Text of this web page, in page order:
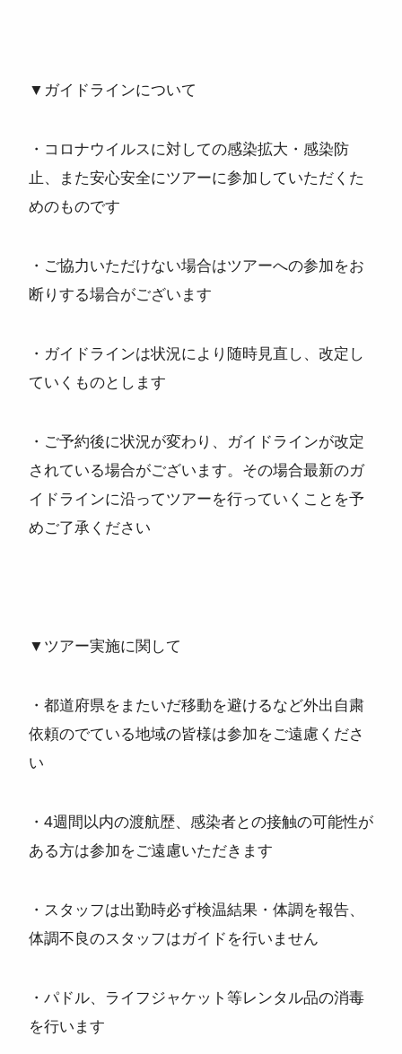
▼ガイドラインについて
・コロナウイルスに対しての感染拡大・感染防
止、また安心安全にツアーに参加していただくた
めのものです
・ご協力いただけない場合はツアーへの参加をお
断りする場合がございます
・ガイドラインは状況により随時見直し、改定し
ていくものとします
・ご予約後に状況が変わり、ガイドラインが改定
されている場合がございます。その場合最新のガ
イドラインに沿ってツアーを行っていくことを予
めご了承ください
▼ツアー実施に関して
・都道府県をまたいだ移動を避けるなど外出自粛
依頼のでている地域の皆様は参加をご遠慮くださ
い
・4週間以内の渡航歴、感染者との接触の可能性が
ある方は参加をご遠慮いただきます
・スタッフは出勤時必ず検温結果・体調を報告、
体調不良のスタッフはガイドを行いません
・パドル、ライフジャケット等レンタル品の消毒
を行います